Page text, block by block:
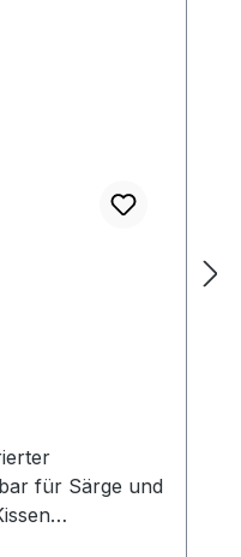
für Särge und